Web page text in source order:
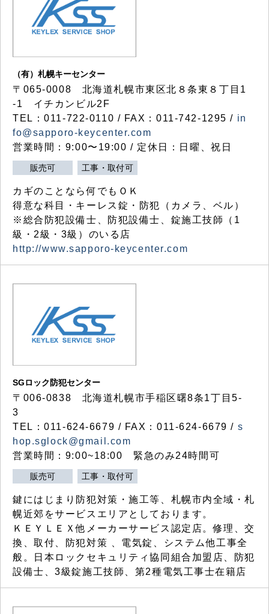
（有）札幌キーセンター
〒065-0008 北海道札幌市東区北８条東８丁目1
-1 イチカンビル2F
TEL：011-722-0110 / FAX：011-742-1295 / in
fo@sapporo-keycenter.com
営業時間：9:00〜19:00 / 定休日：日曜、祝日
販売可 工事・取付可
カギのことなら何でもＯＫ
得意な科目・キーレス錠・防犯（カメラ、ベル）
※総合防犯設備士、防犯設備士、錠施工技師（1
級・2級・3級）のいる店
http://www.sapporo-keycenter.com
SGロック防犯センター
〒006-0838 北海道札幌市手稲区曙8条1丁目5-
3
TEL：011-624-6679 / FAX：011-624-6679 / s
hop.sglock@gmail.com
営業時間：9:00~18:00 緊急のみ24時間可
販売可 工事・取付可
鍵にはじまり防犯対策・施工等、札幌市内全域・札
幌近郊をサービスエリアとしております。
ＫＥＹＬＥＸ他メーカーサービス認定店。修理、交
換、取付、防犯対策 、電気錠、システム他工事全
般。日本ロックセキュリティ協同組合加盟店、防犯
設備士、3級錠施工技師、第2種電気工事士在籍店